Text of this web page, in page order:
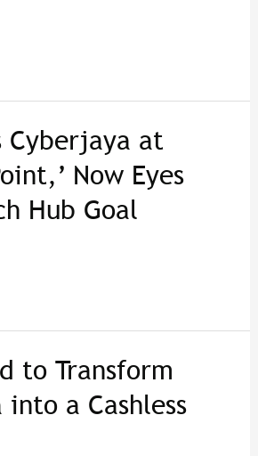
Cyberjaya at
Now Eyes
Hub Goal
to Transform
a Cashless